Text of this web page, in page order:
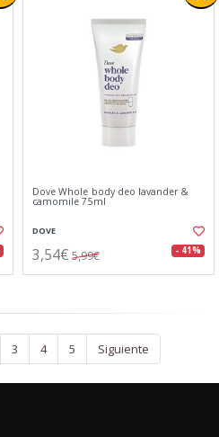
Dove Whole body deo lavander &
camomile 75ml
DOVE
3,54€ 5,99€ - 41%
3 4 5 Siguiente